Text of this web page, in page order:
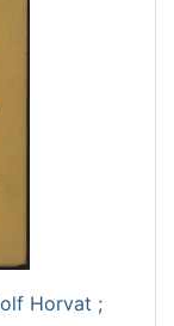
Horvat ;